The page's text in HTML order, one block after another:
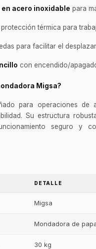
acero inoxidable para
térmica para
para facilitar el
con encendido/
Migsa?
para operaciones de
Su estructura
seguro y
DETALLE
Migsa
Mondadora de
30 kg